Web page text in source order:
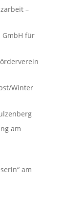
–
GmbH für
Winter
am
am